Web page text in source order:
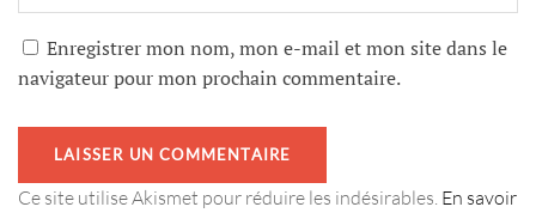
Enregistrer mon nom, mon e-mail et mon site dans le
navigateur pour mon prochain commentaire.
Ce site utilise Akismet pour réduire les indésirables. En savoir